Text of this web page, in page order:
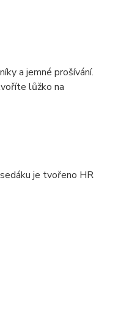
a jemné prošívání.
lůžko na
je tvořeno HR